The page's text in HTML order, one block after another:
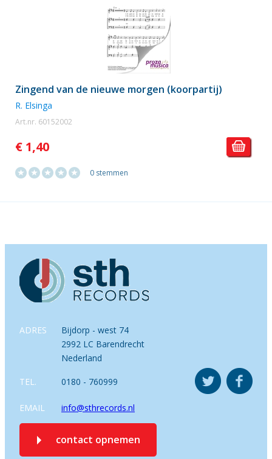
Zingend van de nieuwe morgen (koorpartij)
R. Elsinga
Art.nr. 60152002
€ 1,40
0 stemmen
ADRES
Bijdorp - west 74
2992 LC Barendrecht
Nederland
TEL. 0180 - 760999
EMAIL info@sthrecords.nl
contact opnemen